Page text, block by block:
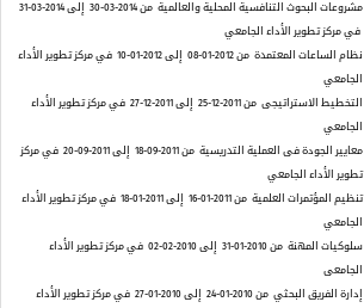
مشروعات البحوث التنافسية المحلية والعالمية من 2014-03-30
إلى 2014-03-31
في مركز تطوير الأداء الجامعي
نظام الساعات المعتمدة من 2012-01-08 إلى 2012-01-10
في مركز تطوير الأداء
الجامعي
التخطيط الاستراتيجى من 2011-12-25 إلى 2011-12-27
في مركز تطوير الأداء
الجامعي
معايير الجودة فى العملية التدريسية من 2011-09-18 إلى 2011-09-20
في مركز
تطوير الأداء الجامعي
تنظيم المؤتمرات العلمية من 2011-01-16 إلى 2011-01-18
في مركز تطوير الأداء
الجامعي
سلوكيات المهنة من 2010-01-31 إلى 2010-02-02
في مركز تطوير الأداء
الجامعى
إدارة الفريق البحثي من 2010-01-24 إلى 2010-01-27
في مركز تطوير الأداء